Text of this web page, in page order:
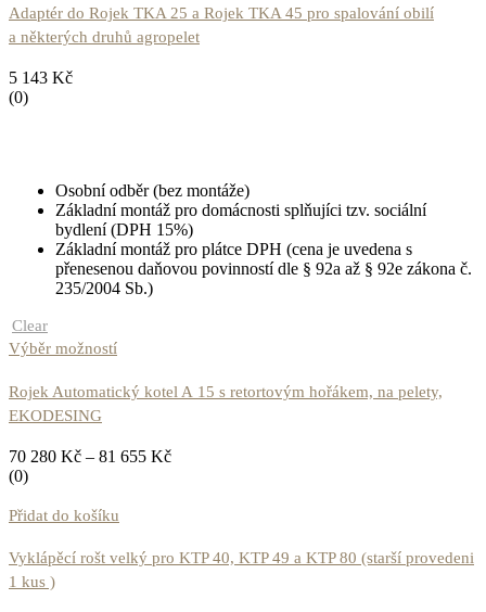
Adaptér do Rojek TKA 25 a Rojek TKA 45 pro spalování obilí
a některých druhů agropelet
5 143 Kč
(0)
Osobní odběr (bez montáže)
Základní montáž pro domácnosti splňujíci tzv. sociální
bydlení (DPH 15%)
Základní montáž pro plátce DPH (cena je uvedena s
přenesenou daňovou povinností dle § 92a až § 92e zákona č.
235/2004 Sb.)
Clear
Výběr možností
Rojek Automatický kotel A 15 s retortovým hořákem, na pelety,
EKODESING
70 280 Kč – 81 655 Kč
(0)
Přidat do košíku
Vyklápěcí rošt velký pro KTP 40, KTP 49 a KTP 80 (starší provedeni
1 kus )